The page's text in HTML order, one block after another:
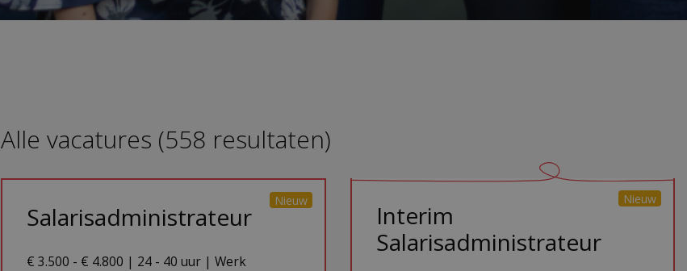
Alle vacatures (558 resultaten)
Salarisadministrateur
Nieuw
€ 3.500 - € 4.800 | 24 - 40 uur | Werk
Interim
Salarisadministrateur
Nieuw